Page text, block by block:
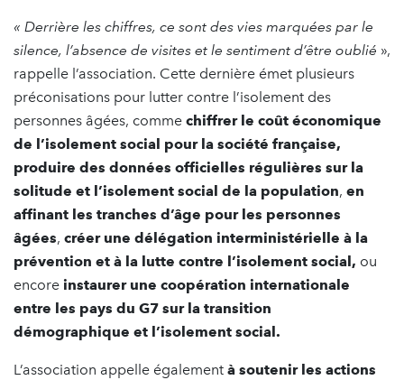
« Derrière les chiffres, ce sont des vies marquées par le
silence, l’absence de visites et le sentiment d’être oublié »,
rappelle l’association. Cette dernière émet plusieurs
préconisations pour lutter contre l’isolement des
personnes âgées, comme chiffrer le coût économique
de l’isolement social pour la société française,
produire des données officielles régulières sur la
solitude et l’isolement social de la population, en
affinant les tranches d’âge pour les personnes
âgées, créer une délégation interministérielle à la
prévention et à la lutte contre l’isolement social, ou
encore instaurer une coopération internationale
entre les pays du G7 sur la transition
démographique et l’isolement social .
L’association appelle également à soutenir les actions